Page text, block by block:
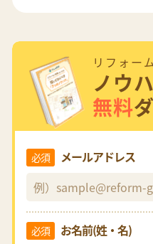
リフォー
ノウ
無料
必須 メールアドレス
必須 お名前(姓・名)